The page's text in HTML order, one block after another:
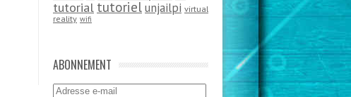
tutorial tutorielunjailpi virtual
reality wifi
ABONNEMENT
Adresse